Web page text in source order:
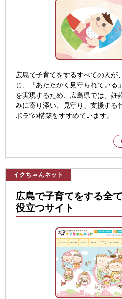
広島で子育てをするすべての人が
じ、「あたたかく見守られている
を実現するため、広島県では、妊
みに寄り添い、見守り、支援する
ボラ”の構築をすすめています。
イクちゃんネット
広島で子育てをする全
役立つサイト